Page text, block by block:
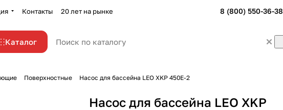
Контакты 20 лет на рынке 8 (800) 550-36-38
Каталог
Поверхностные Насос для бассейна LEO XKP 450E-2
Насос для бассейна LEO XKP